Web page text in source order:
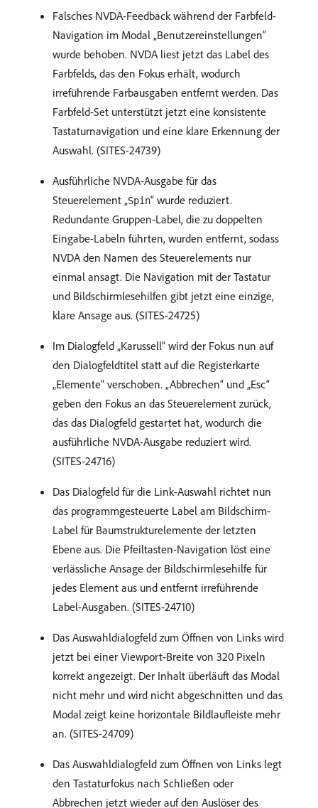
Falsches NVDA-Feedback während der Farbfeld-
Navigation im Modal „Benutzereinstellungen“
wurde behoben. NVDA liest jetzt das Label des
Farbfelds, das den Fokus erhält, wodurch
irreführende Farbausgaben entfernt werden. Das
Farbfeld-Set unterstützt jetzt eine konsistente
Tastaturnavigation und eine klare Erkennung der
Auswahl. (SITES-24739)
Ausführliche NVDA-Ausgabe für das
Steuerelement „Spin“ wurde reduziert.
Redundante Gruppen-Label, die zu doppelten
Eingabe-Labeln führten, wurden entfernt, sodass
NVDA den Namen des Steuerelements nur
einmal ansagt. Die Navigation mit der Tastatur
und Bildschirmlesehilfen gibt jetzt eine einzige,
klare Ansage aus. (SITES-24725)
Im Dialogfeld „Karussell“ wird der Fokus nun auf
den Dialogfeldtitel statt auf die Registerkarte
„Elemente“ verschoben. „Abbrechen“ und „Esc“
geben den Fokus an das Steuerelement zurück,
das das Dialogfeld gestartet hat, wodurch die
ausführliche NVDA-Ausgabe reduziert wird.
(SITES-24716)
Das Dialogfeld für die Link-Auswahl richtet nun
das programmgesteuerte Label am Bildschirm-
Label für Baumstrukturelemente der letzten
Ebene aus. Die Pfeiltasten-Navigation löst eine
verlässliche Ansage der Bildschirmlesehilfe für
jedes Element aus und entfernt irreführende
Label-Ausgaben. (SITES-24710)
Das Auswahldialogfeld zum Öffnen von Links wird
jetzt bei einer Viewport-Breite von 320 Pixeln
korrekt angezeigt. Der Inhalt überläuft das Modal
nicht mehr und wird nicht abgeschnitten und das
Modal zeigt keine horizontale Bildlaufleiste mehr
an. (SITES-24709)
Das Auswahldialogfeld zum Öffnen von Links legt
den Tastaturfokus nach Schließen oder
Abbrechen jetzt wieder auf den Auslöser des